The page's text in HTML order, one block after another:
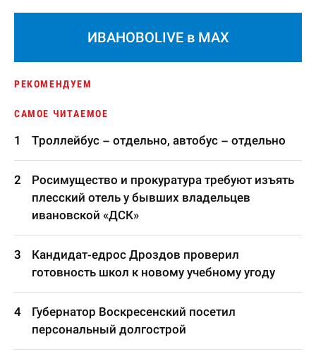
ИВАНОВОLIVE в MAX
РЕКОМЕНДУЕМ
САМОЕ ЧИТАЕМОЕ
Троллейбус – отдельно, автобус – отдельно
Росимущество и прокуратура требуют изъять
плесский отель у бывших владельцев
ивановской «ДСК»
Кандидат-едрос Дроздов проверил
готовность школ к новому учебному угоду
Губернатор Воскресенский посетил
персональный долгострой